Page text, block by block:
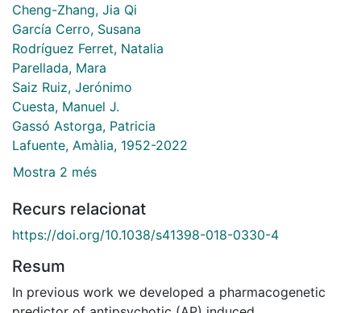
Cheng-Zhang, Jia Qi
García Cerro, Susana
Rodríguez Ferret, Natalia
Parellada, Mara
Saiz Ruiz, Jerónimo
Cuesta, Manuel J.
Gassó Astorga, Patricia
Lafuente, Amàlia, 1952-2022
Mostra 2 més
Recurs relacionat
https://doi.org/10.1038/s41398-018-0330-4
Resum
In previous work we developed a pharmacogenetic